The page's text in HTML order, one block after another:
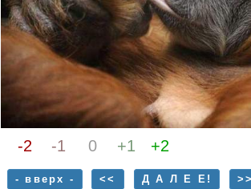
-2 -1 0 +1 +2
- вверх - << Д А Л Е Е! >>